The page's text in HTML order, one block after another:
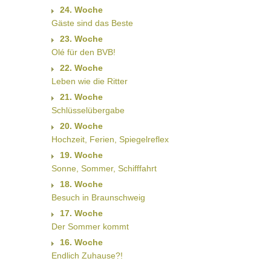
24. Woche
Gäste sind das Beste
23. Woche
Olé für den BVB!
22. Woche
Leben wie die Ritter
21. Woche
Schlüsselübergabe
20. Woche
Hochzeit, Ferien, Spiegelreflex
19. Woche
Sonne, Sommer, Schifffahrt
18. Woche
Besuch in Braunschweig
17. Woche
Der Sommer kommt
16. Woche
Endlich Zuhause?!